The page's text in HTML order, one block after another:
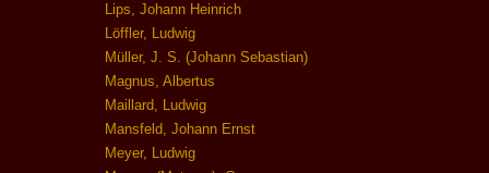
Lips, Johann Heinrich
Löffler, Ludwig
Müller, J. S. (Johann Sebastian)
Magnus, Albertus
Maillard, Ludwig
Mansfeld, Johann Ernst
Meyer, Ludwig